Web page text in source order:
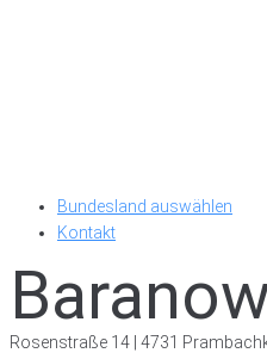
Bundesland auswählen
Kontakt
Rosenstraße 14 | 4731